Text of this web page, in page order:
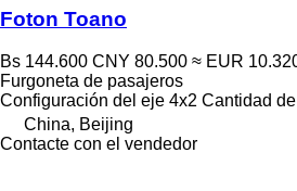
Foton Toano
Bs 144.600 CNY 80.500 ≈ EUR
Furgoneta de pasajeros
Configuración del eje 4x2 Cantidad
China, Beijing
Contacte con el vendedor